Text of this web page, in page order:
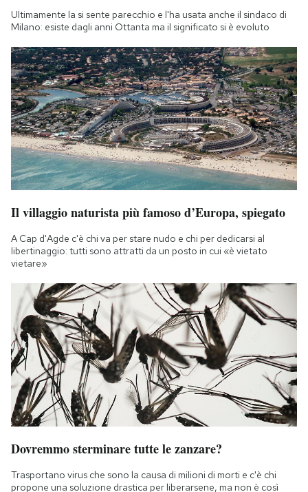
Ultimamente la si sente parecchio e l'ha usata anche il sindaco di
Milano: esiste dagli anni Ottanta ma il significato si è evoluto
Il villaggio naturista più famoso d’Europa, spiegato
A Cap d'Agde c'è chi va per stare nudo e chi per dedicarsi al
libertinaggio: tutti sono attratti da un posto in cui «è vietato
vietare»
Dovremmo sterminare tutte le zanzare?
Trasportano virus che sono la causa di milioni di morti e c'è chi
propone una soluzione drastica per liberarsene, ma non è così